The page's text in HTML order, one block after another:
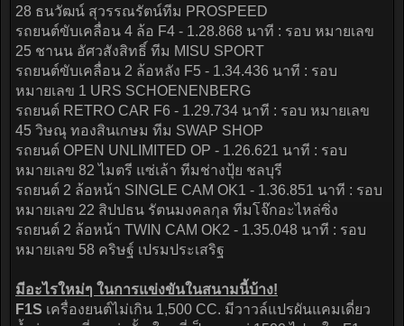
28 ธนวัฒน์ สุวรรณรัตน์ทีม PROSPEED
รถยนต์ขับเคลื่อน 4 ล้อ F4 - 1.28.868 นาที : รอบ หมายเลข
25 ชานน อัศวสังสิทธิ์ ทีม MISU SPORT
รถยนต์ขับเคลื่อน 2 ล้อหลัง F5 - 1.34.436 นาที : รอบ
หมายเลข 1 URS SCHOENENBERG
รถยนต์ RETRO CAR F6 - 1.29.734 นาที : รอบ หมายเลข
45 วิษณุ ทองสินเกษม ทีม SWAP SHOP
รถยนต์ OPEN UNLIMITED OP - 1.26.621 นาที : รอบ
หมายเลข 82 ไมตรี แซ่เล้า ทีมช่างปุ้ย ชลบุรี
รถยนต์ 2 ล้อหน้า SINGLE CAM OK1 - 1.36.851 นาที : รอบ
หมายเลข 22 สิปปธน รัตนมงคลกุล ทีมโจ๊กอะไหล่ซิ่ง
รถยนต์ 2 ล้อหน้า TWIN CAM OK2 - 1.35.048 นาที : รอบ
หมายเลข 58 คริษฐ์ เปรมประเสริฐ
มีอะไรใหม่ๆ ในการแข่งขันในสนามนี้บ้าง!
F1S เครื่องยนต์ไม่เกิน 1,500 CC. มีวาวล์แปรผันแคมเดี่ยว